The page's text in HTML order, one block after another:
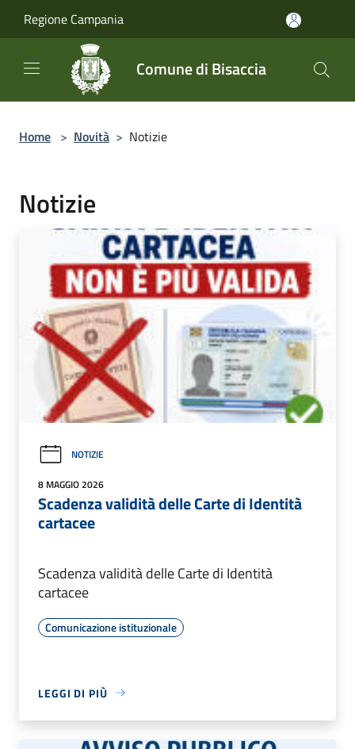
Regione Campania
Comune di Bisaccia
Home > Novità > Notizie
Notizie
NOTIZIE
8 MAGGIO 2026
Scadenza validità delle Carte di Identità
cartacee
Scadenza validità delle Carte di Identità
cartacee
Comunicazione istituzionale
LEGGI DI PIÙ